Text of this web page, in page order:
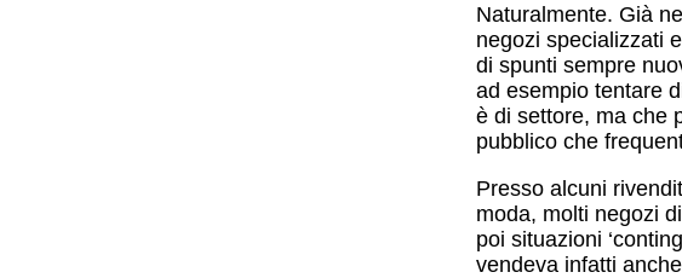
Naturalmente. Già
negozi specializzati
di spunti sempre
ad esempio tentare
è di settore, ma che
pubblico che
Presso alcuni
moda, molti negozi
poi situazioni
vendeva infatti